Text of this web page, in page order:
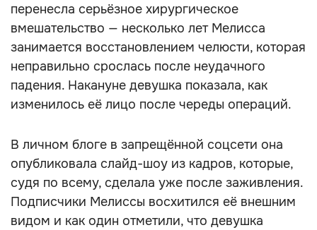
перенесла серьёзное хирургическое
вмешательство — несколько лет Мелисса
занимается восстановлением челюсти, которая
неправильно срослась после неудачного
падения. Накануне девушка показала, как
изменилось её лицо после череды операций.
В личном блоге в запрещённой соцсети она
опубликовала слайд-шоу из кадров, которые,
судя по всему, сделала уже после заживления.
Подписчики Мелиссы восхитился её внешним
видом и как один отметили, что девушка